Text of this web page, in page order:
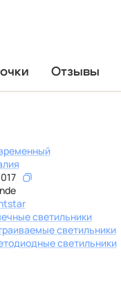
Отзывы
светильники
светильники
светильники